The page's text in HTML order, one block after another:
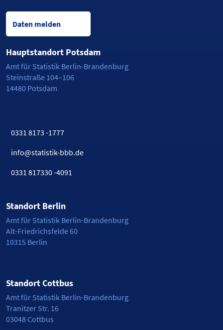
Daten melden
Hauptstandort Potsdam
Amt für Statistik Berlin-Brandenburg
Steinstraße 104–106
14480 Potsdam
0331 8173 -1777
info@statistik-bbb.de
0331 817330 -4091
Standort Berlin
Amt für Statistik Berlin-Brandenburg
Alt-Friedrichsfelde 60
10315 Berlin
Standort Cottbus
Amt für Statistik Berlin-Brandenburg
Tranitzer Str. 16
03048 Cottbus